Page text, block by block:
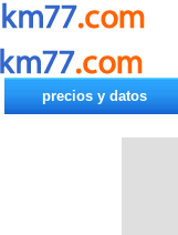
precios y datos